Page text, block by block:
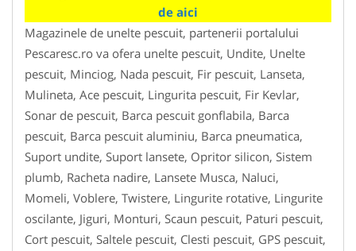
de aici
Magazinele de unelte pescuit, partenerii portalului
Pescaresc.ro va ofera unelte pescuit, Undite, Unelte
pescuit, Minciog, Nada pescuit, Fir pescuit, Lanseta,
Mulineta, Ace pescuit, Lingurita pescuit, Fir Kevlar,
Sonar de pescuit, Barca pescuit gonflabila, Barca
pescuit, Barca pescuit aluminiu, Barca pneumatica,
Suport undite, Suport lansete, Opritor silicon, Sistem
plumb, Racheta nadire, Lansete Musca, Naluci,
Momeli, Voblere, Twistere, Lingurite rotative, Lingurite
oscilante, Jiguri, Monturi, Scaun pescuit, Paturi pescuit,
Cort pescuit, Saltele pescuit, Clesti pescuit, GPS pescuit,